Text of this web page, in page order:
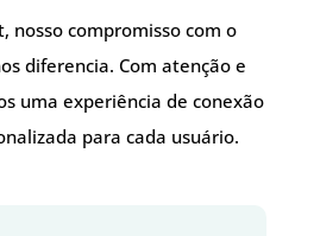
nosso compromisso com o
diferencia. Com atenção e
uma experiência de conexão
para cada usuário.